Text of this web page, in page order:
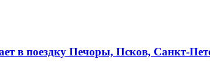
в поездку Печоры, Псков, Санкт-